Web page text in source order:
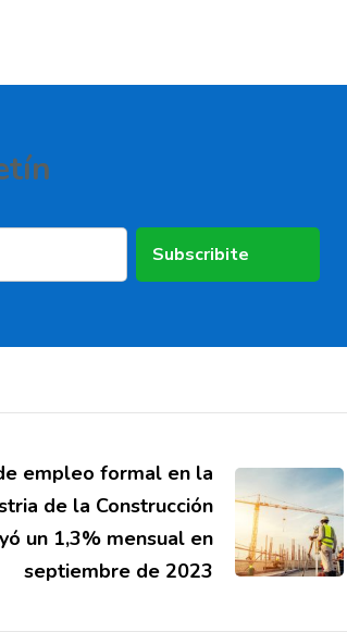
empleo formal en la
de la Construcción
un 1,3% mensual en
septiembre de 2023